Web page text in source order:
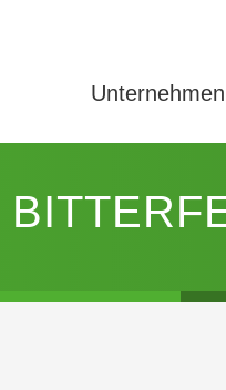
Unternehmen